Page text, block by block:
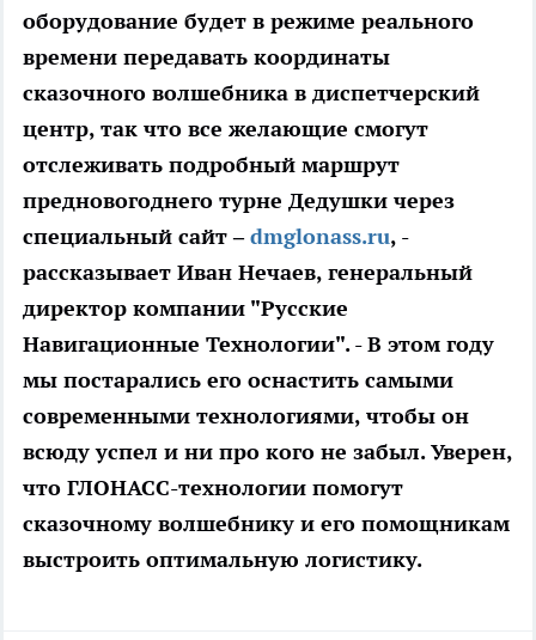
оборудование будет в режиме реального
времени передавать координаты
сказочного волшебника в диспетчерский
центр, так что все желающие смогут
отслеживать подробный маршрут
предновогоднего турне Дедушки через
специальный сайт –dmglonass.ru, -
рассказывает Иван Нечаев, генеральный
директор компании "Русские
Навигационные Технологии". - В этом году
мы постарались его оснастить самыми
современными технологиями, чтобы он
всюду успел и ни про кого не забыл. Уверен,
что ГЛОНАСС-технологии помогут
сказочному волшебнику и его помощникам
выстроить оптимальную логистику.